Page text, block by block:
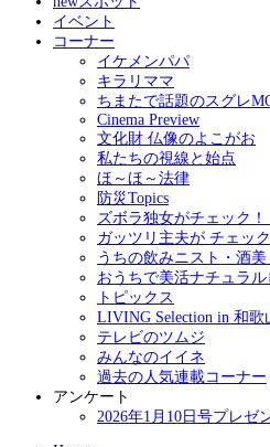
イベント
コーナー
イケメンパパ
キラリママ
ちまたで話題のスグレ
Cinema Preview
文化財 仏像のよこがお
私たちの視線と始点
ほ～ほ～法律
防災Topics
ズボラ独女がチェック
ガッツリ主夫が チェッ
うちの飲みニスト・酒
おうちで美活ナチュラ
トピックス
LIVING Selection in 和歌
テレビのツムジ
みんなのイイネ
過去の人気連載コーナー
アンケート
2026年1月10日号プレゼ